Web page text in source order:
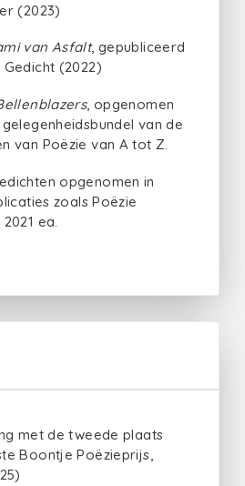
(2023)
van Asfalt, gepubliceerd
(2022)
, opgenomen
van de
van Poëzie van A tot Z.
opgenomen in
zoals Poëzie
ea.
met de tweede plaats
Boontje Poëzieprijs,